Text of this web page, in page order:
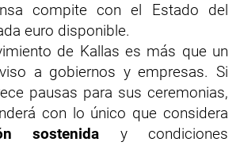
compite con el Estado del
euro disponible.
de Kallas es más que un
a gobiernos y empresas. Si
pausas para sus ceremonias,
con lo único que considera
sostenida y condiciones